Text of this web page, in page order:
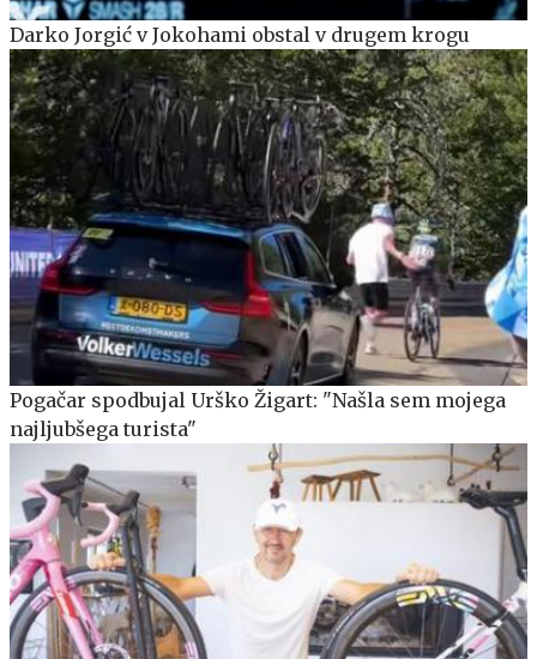
Darko Jorgić v Jokohami obstal v drugem krogu
Pogačar spodbujal Urško Žigart: "Našla sem mojega
najljubšega turista"